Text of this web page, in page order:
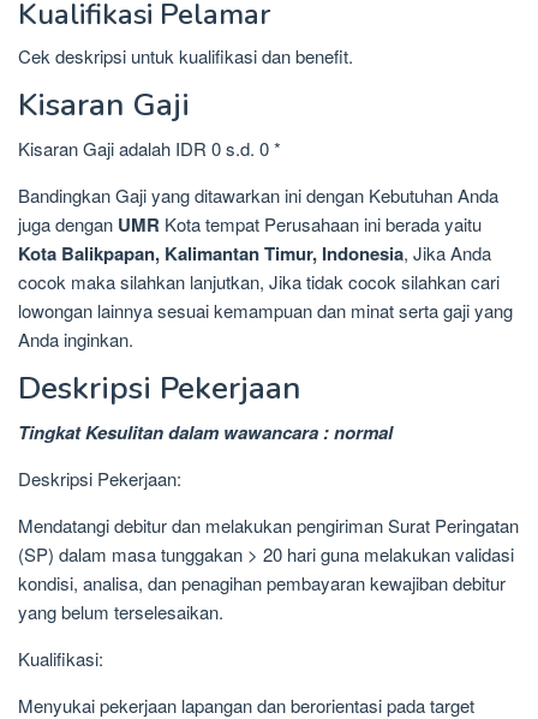
Kualifikasi Pelamar
Cek deskripsi untuk kualifikasi dan benefit.
Kisaran Gaji
Kisaran Gaji adalah IDR 0 s.d. 0 *
Bandingkan Gaji yang ditawarkan ini dengan Kebutuhan Anda
juga dengan UMR Kota tempat Perusahaan ini berada yaitu
Kota Balikpapan, Kalimantan Timur, Indonesia, Jika Anda
cocok maka silahkan lanjutkan, Jika tidak cocok silahkan cari
lowongan lainnya sesuai kemampuan dan minat serta gaji yang
Anda inginkan.
Deskripsi Pekerjaan
Tingkat Kesulitan dalam wawancara : normal
Deskripsi Pekerjaan:
Mendatangi debitur dan melakukan pengiriman Surat Peringatan
(SP) dalam masa tunggakan > 20 hari guna melakukan validasi
kondisi, analisa, dan penagihan pembayaran kewajiban debitur
yang belum terselesaikan.
Kualifikasi:
Menyukai pekerjaan lapangan dan berorientasi pada target